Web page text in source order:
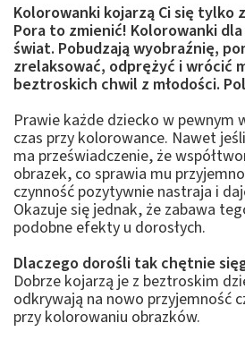
Kolorowanki kojarzą Ci się tylko
Pora to zmienić! Kolorowanki
świat. Pobudzają wyobraźnię,
zrelaksować, odprężyć i wrócić
beztroskich chwil z młodości.
Prawie każde dziecko w pewnym
czas przy kolorowance. Nawet
ma przeświadczenie, że
obrazek, co sprawia mu
czynność pozytywnie nastraja i
Okazuje się jednak, że zabawa
podobne efekty u dorosłych.
Dlaczego dorośli tak chętnie
Dobrze kojarzą je z beztroskim
odkrywają na nowo przyjemność
przy kolorowaniu obrazków.